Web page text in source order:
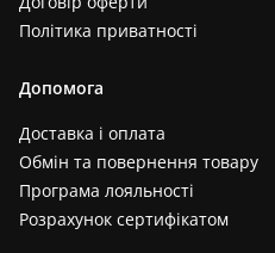
Політика приватності
Допомога
Доставка і оплата
Обмін та повернення товару
Програма лояльності
Розрахунок сертифікатом